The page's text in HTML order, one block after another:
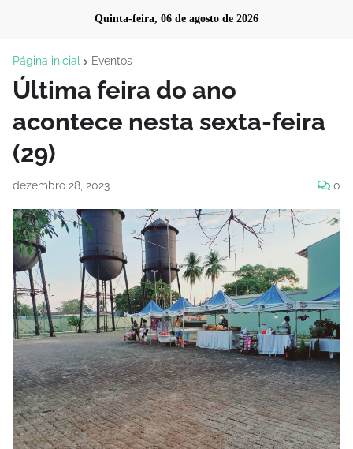
Quinta-feira, 06 de agosto de 2026
Página inicial Eventos
Última feira do ano
acontece nesta sexta-feira
(29)
dezembro 28, 2023 0